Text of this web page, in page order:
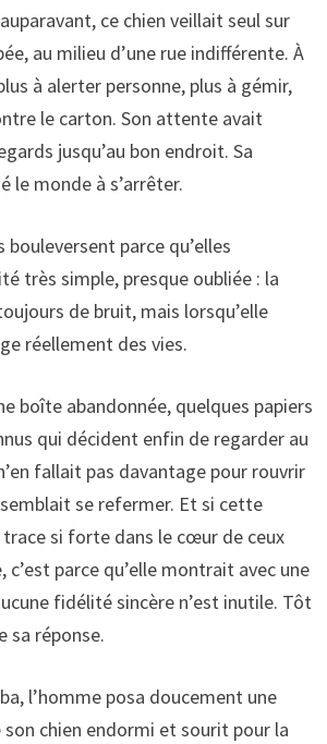
ce chien veillait seul sur
au milieu d’une rue indifférente. À
à alerter personne, plus à gémir,
le carton. Son attente avait
jusqu’au bon endroit. Sa
le monde à s’arrêter.
parce qu’elles
très simple, presque oubliée : la
de bruit, mais lorsqu’elle
réellement des vies.
boîte abandonnée, quelques papiers
qui décident enfin de regarder au
fallait pas davantage pour rouvrir
se refermer. Et si cette
si forte dans le cœur de ceux
c’est parce qu’elle montrait avec une
fidélité sincère n’est inutile. Tôt
sa réponse.
l’homme posa doucement une
son chien endormi et sourit pour la